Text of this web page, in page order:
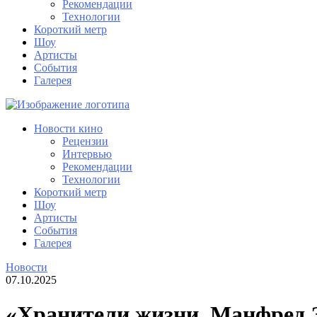
Рекомендации
Технологии
Короткий метр
Шоу
Артисты
События
Галерея
Новости кино
Рецензии
Интервью
Рекомендации
Технологии
Короткий метр
Шоу
Артисты
События
Галерея
Новости
07.10.2025